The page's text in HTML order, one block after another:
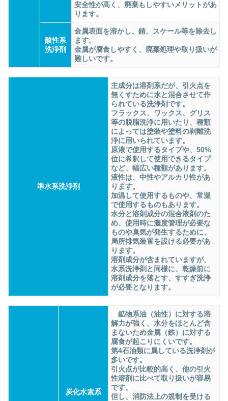
安全性が高く、廃棄もしやすいメリットがあ
ります。
酸性系
洗浄剤
金属表面を溶かし、錆、スケール等を除去し
ます。
金属が腐食しやすく、廃棄処理や取り扱いが
難しいです。
準水系洗浄剤
主成分は溶剤系だが、引火点を
無くすために水と混合させて作
られている洗浄剤です。
フラックス、ワックス、グリス
等の脱脂洗浄に用いたり、種類
によっては塗装や塗料の剥離洗
浄に用いられています。
原液で使用するタイプや、50%
位に希釈して使用できるタイプ
など、幅広い種類があります。
液性は、中性やアルカリ性があ
ります。
加温して使用するものや、常温
で使用するものもあります。
水分と溶剤成分の混合液剤のた
め、使用時に濃度管理が必要な
ものや臭気が発生するために、
局所排気装置を設ける必要があ
ります。
溶剤成分が含まれていますが、
水系洗浄剤と同様に、乾燥前に
溶剤成分を落とす、すすぎ洗浄
が必要となります。
炭化水素系
鉱物系油（油性）に対する溶
解力が強く、水分をほとんど含
まないため金属（鉄）に対する
腐食が起こりにくいです。
第4石油類に属している洗浄剤が
多いです。
引火点が比較的高く、他の引火
性溶剤に比べて取り扱いが容易
です。
但し、消防法上の規制を受ける